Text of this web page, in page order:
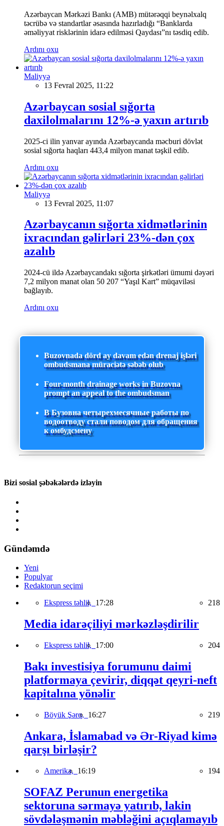
Azərbaycan Mərkəzi Bankı (AMB) mütərəqqi beynəlxalq
təcrübə və standartlar əsasında hazırladığı “Banklarda
əməliyyat risklərinin idarə edilməsi Qaydası”nı təsdiq edib.
Ardını oxu
Maliyyə
13 Fevral 2025, 11:22
Azərbaycan sosial sığorta
daxilolmalarını 12%-ə yaxın artırıb
2025-ci ilin yanvar ayında Azərbaycanda məcburi dövlət
sosial sığorta haqları 443,4 milyon manat təşkil edib.
Ardını oxu
Maliyyə
13 Fevral 2025, 11:07
Azərbaycanın sığorta xidmətlərinin
ixracından gəlirləri 23%-dən çox
azalıb
2024-cü ildə Azərbaycandakı sığorta şirkətləri ümumi dəyəri
7,2 milyon manat olan 50 207 “Yaşıl Kart” müqaviləsi
bağlayıb.
Ardını oxu
Buzovnada dörd ay davam edən drenaj işləri
ombudsmana müraciətə səbəb olub
Four-month drainage works in Buzovna
prompt an appeal to the ombudsman
В Бузовна четырехмесячные работы по
водоотводу стали поводом для обращения
к омбудсмену
Bizi sosial şəbəkələrdə izləyin
Gündəmdə
Yeni
Populyar
Redaktorun seçimi
Ekspress təhlil, 17:28 218
Media idarəçiliyi mərkəzləşdirilir
Ekspress təhlil, 17:00 204
Bakı investisiya forumunu daimi
platformaya çevirir, diqqət qeyri-neft
kapitalına yönəlir
Böyük Şərq, 16:27 219
Ankara, İslamabad və Ər-Riyad kimə
qarşı birləşir?
Amerika, 16:19 194
SOFAZ Perunun energetika
sektoruna sərmayə yatırıb, lakin
sövdələşmənin məbləğini açıqlamayıb